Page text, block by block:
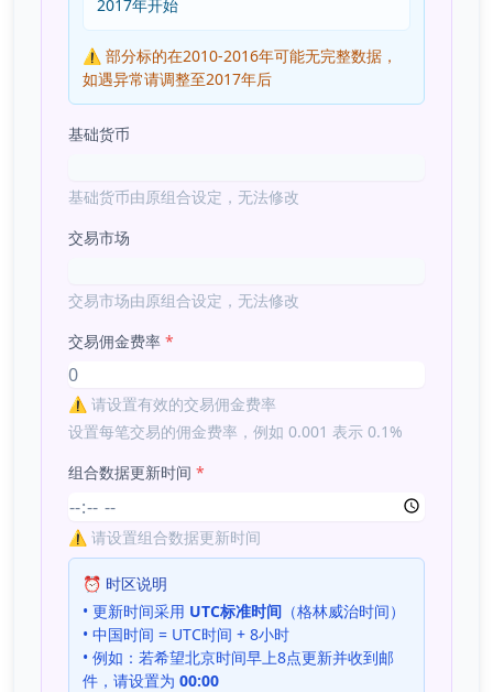
2017年开始
⚠️ 部分标的在2010-2016年可能无完整数据，
如遇异常请调整至2017年后
基础货币
基础货币由原组合设定，无法修改
交易市场
交易市场由原组合设定，无法修改
交易佣金费率 *
⚠️ 请设置有效的交易佣金费率
设置每笔交易的佣金费率，例如 0.001 表示 0.1%
组合数据更新时间 *
⚠️ 请设置组合数据更新时间
⏰ 时区说明
• 更新时间采用 UTC标准时间 （格林威治时间）
• 中国时间 = UTC时间 + 8小时
• 例如：若希望北京时间早上8点更新并收到邮
件，请设置为 00:00